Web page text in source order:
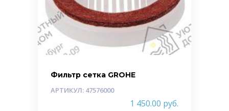
Фильтр сетка GROHE
АРТИКУЛ: 47576000
1 450.00 руб.